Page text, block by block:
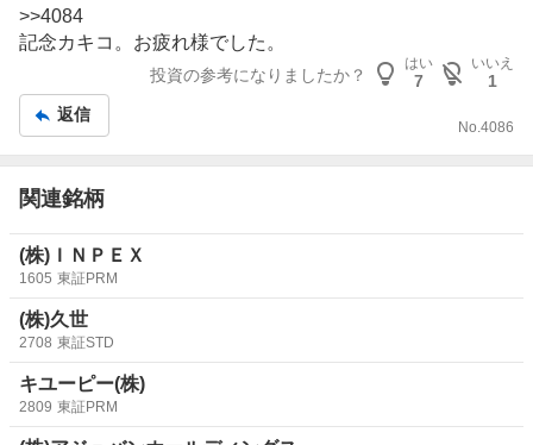
示
板
事
>>4084
記念カキコ。お疲れ様でした。
投資の参考になりましたか？
はい
7
いいえ
1
返信
No.4086
関連銘柄
(株)ＩＮＰＥＸ
1605 東証PRM
(株)久世
2708 東証STD
キユーピー(株)
2809 東証PRM